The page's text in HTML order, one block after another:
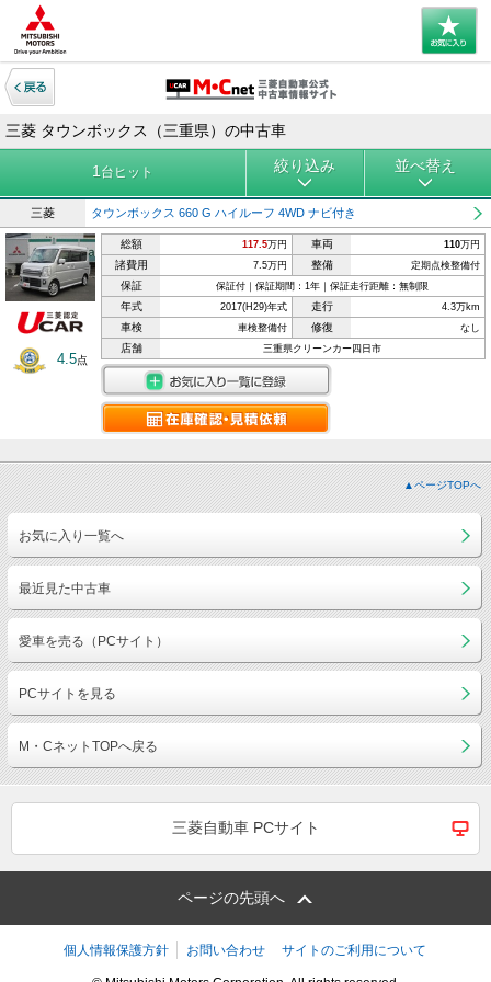
三菱 タウンボックス（三重県）の中古車
1 台ヒット 絞り込み 並べ替え
三菱 タウンボックス 660 G ハイルーフ 4WD ナビ付き
4.5点
総額 117.5万円 車両 110万円
諸費用 7.5万円 整備 定期点検整備付
保証 保証付｜保証期間：1年｜保証走行距離：無制限
年式 2017(H29)年式 走行 4.3万km
車検 車検整備付 修復 なし
店舗 三重県クリーンカー四日市
▲ページTOPへ
お気に入り一覧へ
最近見た中古車
愛車を売る（PCサイト）
PCサイトを見る
M・CネットTOPへ戻る
三菱自動車 PCサイト
ページの先頭へ
個人情報保護方針 お問い合わせ サイトのご利用について